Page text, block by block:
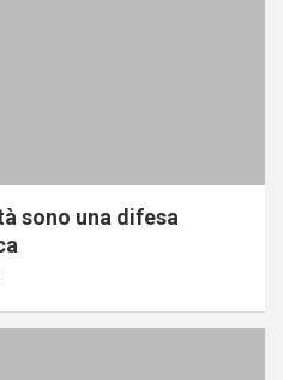
sono una difesa